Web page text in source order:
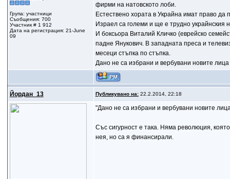
Група: участници
Съобщения: 700
Участник # 1 912
Дата на регистрация: 21-June
09
фирми на натовското лоби.
Естествено хората в Украйна имат право
Израел са големи и ще е трудно украйнския
И боксьора Виталий Кличко (еврейско
падне Янукович. В западната преса и
месеци стъпка по стъпка.
Дано не са избрани и вербувани новите
Йордан_13 Публикувано на:22.2.2014, 22:18
"Дано не са избрани и вербувани новите
Със сигурност е така. Няма революция,
нея, но са я финансирали.